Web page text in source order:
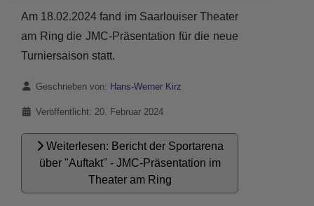
Am 18.02.2024 fand im Saarlouiser Theater
am Ring die JMC-Präsentation für die neue
Turniersaison statt.
DetailsGeschrieben von: Hans-Werner Kirz
Veröffentlicht: 20. Februar 2024
Weiterlesen: Bericht der Sportarena
über "Auftakt" - JMC-Präsentation im
Theater am Ring